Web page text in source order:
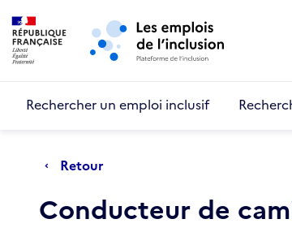
Aller au menu principal
Rechercher un emploi inclusif
Retour
Conducteur de